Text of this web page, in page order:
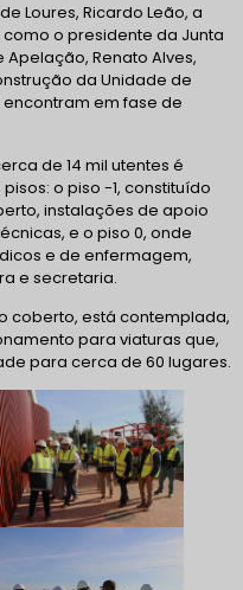
Loures, Ricardo Leão, a
o presidente da Junta
Renato Alves,
da Unidade de
encontram em fase de
de 14 mil utentes é
o piso -1, constituído
instalações de apoio
e o piso 0, onde
e de enfermagem,
e secretaria.
coberto, está contemplada,
para viaturas que,
para cerca de 60 lugares.